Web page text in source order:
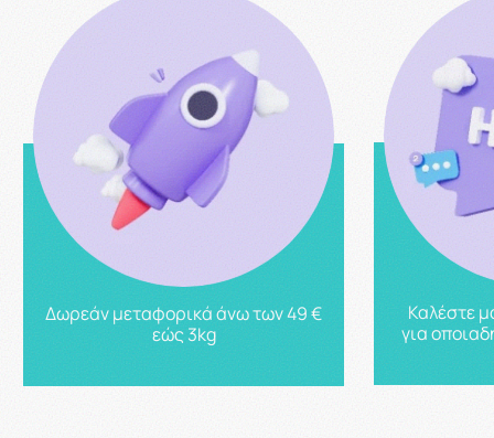
Δωρεάν μεταφορικά άνω των 49 €
εώς 3kg
Καλέστε
για